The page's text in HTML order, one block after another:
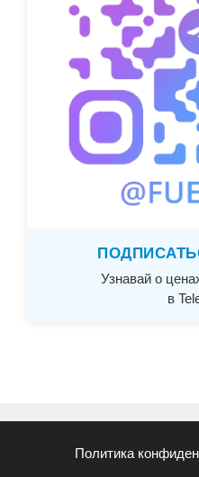
Узнавай о
в
Политика